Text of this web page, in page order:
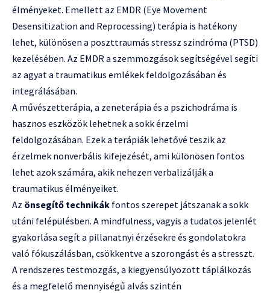
élményeket. Emellett az EMDR (Eye Movement
Desensitization and Reprocessing) terápia is hatékony
lehet, különösen a poszttraumás stressz szindróma (PTSD)
kezelésében. Az EMDR a szemmozgások segítségével segíti
az agyat a traumatikus emlékek feldolgozásában és
integrálásában.
A művészetterápia, a zeneterápia és a pszichodráma is
hasznos eszközök lehetnek a sokk érzelmi
feldolgozásában. Ezek a terápiák lehetővé teszik az
érzelmek nonverbális kifejezését, ami különösen fontos
lehet azok számára, akik nehezen verbalizálják a
traumatikus élményeiket.
Az önsegítő technikák fontos szerepet játszanak a sokk
utáni felépülésben. A mindfulness, vagyis a tudatos jelenlét
gyakorlása segít a pillanatnyi érzésekre és gondolatokra
való fókuszálásban, csökkentve a szorongást és a stresszt.
A rendszeres testmozgás, a kiegyensúlyozott táplálkozás
és a megfelelő mennyiségű alvás szintén